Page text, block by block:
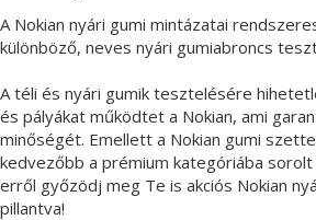
A Nokian nyári gumi mintázatai
különböző, neves nyári gumiabroncs
A téli és nyári gumik tesztelésére
és pályákat működtet a Nokian, ami
minőségét. Emellett a Nokian gumi
kedvezőbb a prémium kategóriába sorolt
erről győzödj meg Te is akciós Nokian
pillantva!